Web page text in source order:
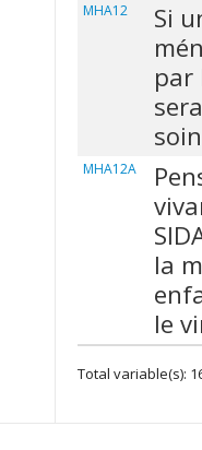
MHA12
Si
par
MHA12A
la
le
Total variable(s):